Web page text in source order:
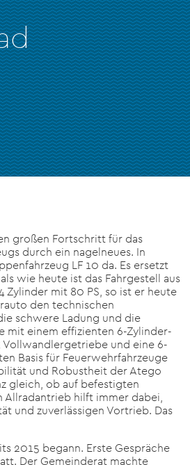
großen Fortschritt für das
durch ein nagelneues. In
LF 10 da. Es ersetzt
wie heute ist das Fahrgestell aus
Zylinder mit 80 PS, so ist er heute
den technischen
schwere Ladung und die
mit einem effizienten 6-Zylinder-
und eine 6-
Basis für Feuerwehrfahrzeuge
und Robustheit der Atego
gleich, ob auf befestigten
Allradantrieb hilft immer dabei,
und zuverlässigen Vortrieb. Das
2015 begann. Erste Gespräche
Der Gemeinderat machte